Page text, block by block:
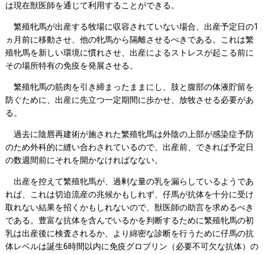
は現在獣医師を通じて利用することができる。
繁殖牝馬が出産する牧場に収容されていない場合、出産予定日の1
ヵ月前に移動させ、他の牝馬から隔離させるべきである。これは繁
殖牝馬を新しい環境に慣れさせ、出産によるストレスが起こる前に
その場所特有の免疫を発展させる。
繁殖牝馬の筋肉を引き締まったままにし、肢と腹部の体液貯留を
防ぐために、出産に先立つ一定期間に歩かせ、放牧させる必要があ
る。
過去に陰唇再建術が施された繁殖牝馬は外陰の上部が感染症予防
のため外科的に縫い合わされているので、出産前、できれば予定日
の数週間前にそれを開かなければなない。
出産を控えて繁殖牝馬が、過剰な量の乳を漏らしているようであ
れば、これは切迫流産の兆候かもしれず、仔馬が抗体を十分に受け
取れない結果を招くかもしれないので、獣医師の助言を求めるべき
である。豊富な抗体を含んでいるかを判断するために繁殖牝馬の初
乳は出産後に検査されるか、より綿密な診断を行うために仔馬の抗
体レベルは誕生6時間以内に免疫グロブリン（必要不可欠な抗体）の